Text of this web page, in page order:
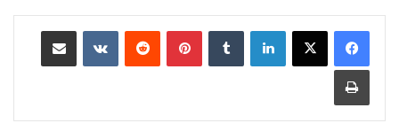
لينكدإن بينتيريست ‏VKontakte
طباعة